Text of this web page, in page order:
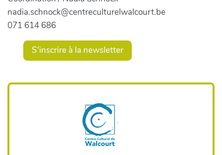
nadia.schnock@centreculturelwalcourt.be
071 614 686
S'inscrire à la newsletter